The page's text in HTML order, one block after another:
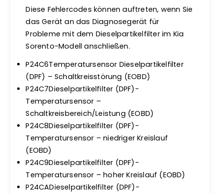
Diese Fehlercodes können auftreten, wenn Sie
das Gerät an das Diagnosegerät für
Probleme mit dem Dieselpartikelfilter im Kia
Sorento-Modell anschließen.
P24C6Temperatursensor Dieselpartikelfilter
(DPF) – Schaltkreisstörung (EOBD)
P24C7Dieselpartikelfilter (DPF)-
Temperatursensor –
Schaltkreisbereich/Leistung (EOBD)
P24C8Dieselpartikelfilter (DPF)-
Temperatursensor – niedriger Kreislauf
(EOBD)
P24C9Dieselpartikelfilter (DPF)-
Temperatursensor – hoher Kreislauf (EOBD)
P24CADieselpartikelfilter (DPF)-